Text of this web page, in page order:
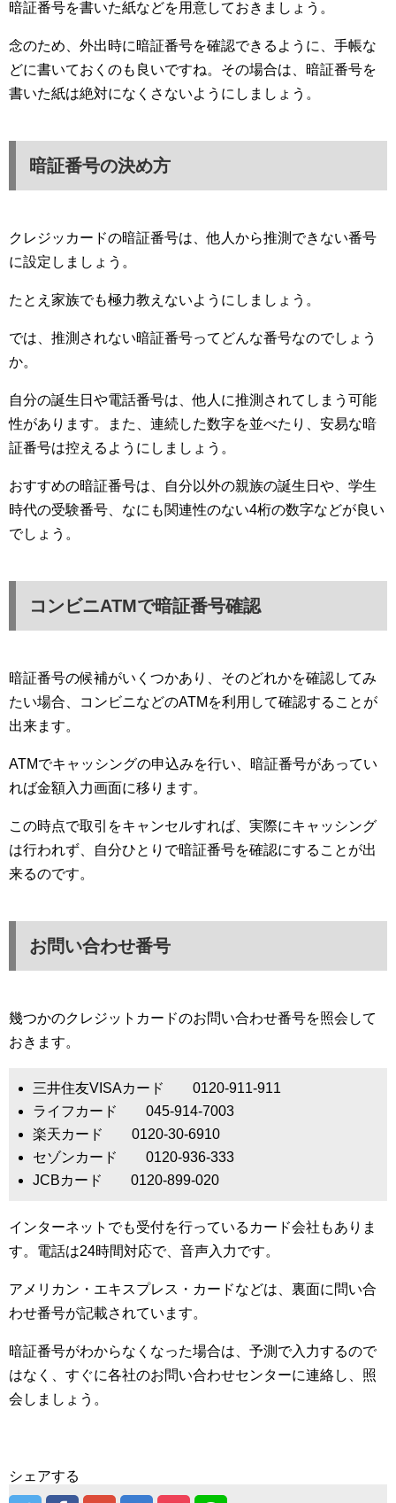
暗証番号を書いた紙などを用意しておきましょう。
念のため、外出時に暗証番号を確認できるように、手帳な
どに書いておくのも良いですね。その場合は、暗証番号を
書いた紙は絶対になくさないようにしましょう。
暗証番号の決め方
クレジッカードの暗証番号は、他人から推測できない番号
に設定しましょう。
たとえ家族でも極力教えないようにしましょう。
では、推測されない暗証番号ってどんな番号なのでしょう
か。
自分の誕生日や電話番号は、他人に推測されてしまう可能
性があります。また、連続した数字を並べたり、安易な暗
証番号は控えるようにしましょう。
おすすめの暗証番号は、自分以外の親族の誕生日や、学生
時代の受験番号、なにも関連性のない4桁の数字などが良い
でしょう。
コンビニATMで暗証番号確認
暗証番号の候補がいくつかあり、そのどれかを確認してみ
たい場合、コンビニなどのATMを利用して確認することが
出来ます。
ATMでキャッシングの申込みを行い、暗証番号があってい
れば金額入力画面に移ります。
この時点で取引をキャンセルすれば、実際にキャッシング
は行われず、自分ひとりで暗証番号を確認にすることが出
来るのです。
お問い合わせ番号
幾つかのクレジットカードのお問い合わせ番号を照会して
おきます。
三井住友VISAカード 0120-911-911
ライフカード 045-914-7003
楽天カード 0120-30-6910
セゾンカード 0120-936-333
JCBカード 0120-899-020
インターネットでも受付を行っているカード会社もありま
す。電話は24時間対応で、音声入力です。
アメリカン・エキスプレス・カードなどは、裏面に問い合
わせ番号が記載されています。
暗証番号がわからなくなった場合は、予測で入力するので
はなく、すぐに各社のお問い合わせセンターに連絡し、照
会しましょう。
シェアする